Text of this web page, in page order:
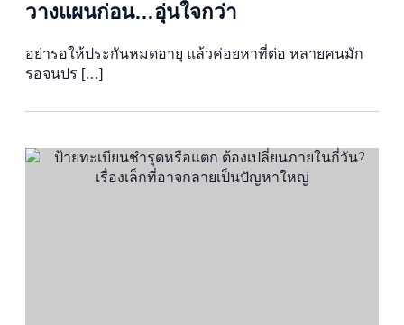
วางแผนก่อน…อุ่นใจกว่า
อย่ารอให้ประกันหมดอายุ แล้วค่อยหาที่ต่อ หลายคนมัก
รอจนปร […]